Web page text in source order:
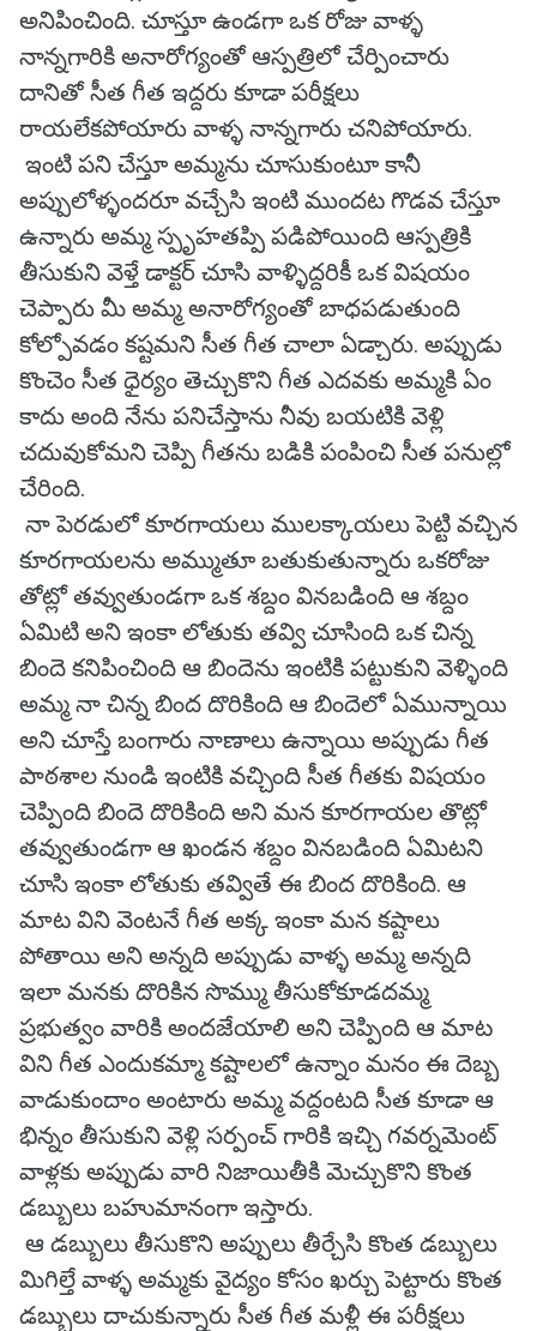
అనిపించింది. చూస్తూ ఉండగా ఒక రోజు వాళ్ళ
నాన్నగారికి అనారోగ్యంతో ఆస్పత్రిలో చేర్పించారు
దానితో సీత గీత ఇద్దరు కూడా పరీక్షలు
రాయలేకపోయారు వాళ్ళ నాన్నగారు చనిపోయారు.
ఇంటి పని చేస్తూ అమ్మను చూసుకుంటూ కానీ
అప్పులోళ్ళందరూ వచ్చేసి ఇంటి ముందట గొడవ చేస్తూ
ఉన్నారు అమ్మ స్పృహతప్పి పడిపోయింది ఆస్పత్రికి
తీసుకుని వెళ్తే డాక్టర్ చూసి వాళ్ళిద్దరికీ ఒక విషయం
చెప్పారు మీ అమ్మ అనారోగ్యంతో బాధపడుతుంది
కోల్పోవడం కష్టమని సీత గీత చాలా ఏడ్చారు. అప్పుడు
కొంచెం సీత ధైర్యం తెచ్చుకొని గీత ఎదవకు అమ్మకి ఏం
కాదు అంది నేను పనిచేస్తాను నీవు బయటికి వెళ్లి
చదువుకోమని చెప్పి గీతను బడికి పంపించి సీత పనుల్లో
చేరింది.
నా పెరడులో కూరగాయలు ములక్కాయలు పెట్టి వచ్చిన
కూరగాయలను అమ్ముతూ బతుకుతున్నారు ఒకరోజు
తోట్లో తవ్వుతుండగా ఒక శబ్దం వినబడింది ఆ శబ్దం
ఏమిటి అని ఇంకా లోతుకు తవ్వి చూసింది ఒక చిన్న
బిందె కనిపించింది ఆ బిందెను ఇంటికి పట్టుకుని వెళ్ళింది
అమ్మ నా చిన్న బింద దొరికింది ఆ బిందెలో ఏమున్నాయి
అని చూస్తే బంగారు నాణాలు ఉన్నాయి అప్పుడు గీత
పాఠశాల నుండి ఇంటికి వచ్చింది సీత గీతకు విషయం
చెప్పింది బిందె దొరికింది అని మన కూరగాయల తొట్లో
తవ్వుతుండగా ఆ ఖండన శబ్దం వినబడింది ఏమిటని
చూసి ఇంకా లోతుకు తవ్వితే ఈ బింద దొరికింది. ఆ
మాట విని వెంటనే గీత అక్క ఇంకా మన కష్టాలు
పోతాయి అని అన్నది అప్పుడు వాళ్ళ అమ్మ అన్నది
ఇలా మనకు దొరికిన సొమ్ము తీసుకోకూడదమ్మ
ప్రభుత్వం వారికి అందజేయాలి అని చెప్పింది ఆ మాట
విని గీత ఎందుకమ్మా కష్టాలలో ఉన్నాం మనం ఈ దెబ్బ
వాడుకుందాం అంటారు అమ్మ వద్దంటది సీత కూడా ఆ
భిన్నం తీసుకుని వెళ్లి సర్పంచ్ గారికి ఇచ్చి గవర్నమెంట్
వాళ్లకు అప్పుడు వారి నిజాయితీకి మెచ్చుకొని కొంత
డబ్బులు బహుమానంగా ఇస్తారు.
ఆ డబ్బులు తీసుకొని అప్పులు తీర్చేసి కొంత డబ్బులు
మిగిల్తే వాళ్ళ అమ్మకు వైద్యం కోసం ఖర్చు పెట్టారు కొంత
డబ్బులు దాచుకున్నారు సీత గీత మళ్లీ ఈ పరీక్షలు